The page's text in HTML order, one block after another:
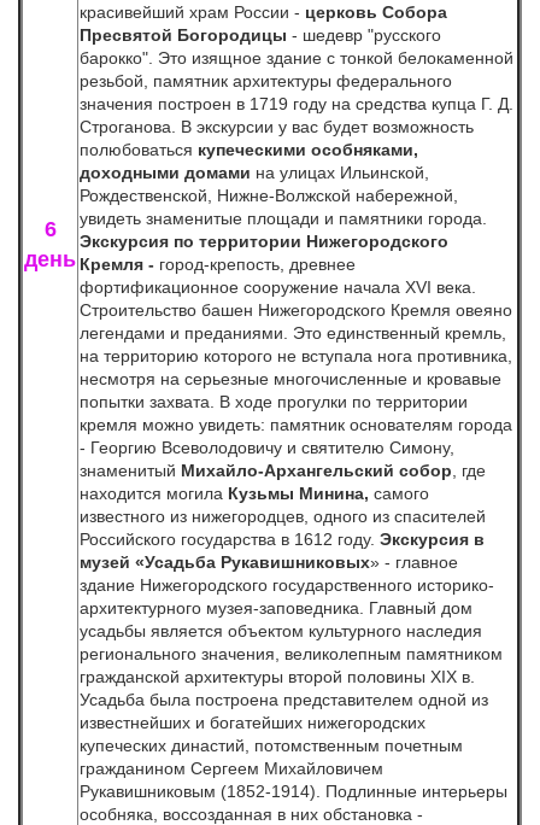
6
день
красивейший храм России - церковь Собора
Пресвятой Богородицы - шедевр "русского
барокко". Это изящное здание с тонкой белокаменной
резьбой, памятник архитектуры федерального
значения построен в 1719 году на средства купца Г. Д.
Строганова. В экскурсии у вас будет возможность
полюбоваться купеческими особняками,
доходными домами на улицах Ильинской,
Рождественской, Нижне-Волжской набережной,
увидеть знаменитые площади и памятники города.
Экскурсия по территории Нижегородского
Кремля - город-крепость, древнее
фортификационное сооружение начала XVI века.
Строительство башен Нижегородского Кремля овеяно
легендами и преданиями. Это единственный кремль,
на территорию которого не вступала нога противника,
несмотря на серьезные многочисленные и кровавые
попытки захвата. В ходе прогулки по территории
кремля можно увидеть: памятник основателям города
- Георгию Всеволодовичу и святителю Симону,
знаменитый Михайло-Архангельский собор , где
находится могила Кузьмы Минина, самого
известного из нижегородцев, одного из спасителей
Российского государства в 1612 году. Экскурсия в
музей «Усадьба Рукавишниковых» - главное
здание Нижегородского государственного историко-
архитектурного музея-заповедника. Главный дом
усадьбы является объектом культурного наследия
регионального значения, великолепным памятником
гражданской архитектуры второй половины XIX в.
Усадьба была построена представителем одной из
известнейших и богатейших нижегородских
купеческих династий, потомственным почетным
гражданином Сергеем Михайловичем
Рукавишниковым (1852-1914). Подлинные интерьеры
особняка, воссозданная в них обстановка -